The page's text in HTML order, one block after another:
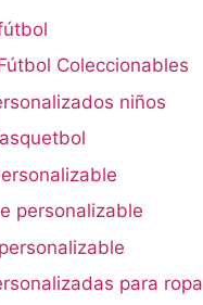
Coleccionables
niños
personalizable
para ropa